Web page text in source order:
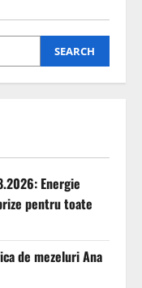
SEARCH
Energie
pentru toate
de mezeluri Ana